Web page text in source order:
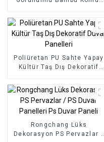
Duvar Paneli WPC Köpük
Panel Otel Uygulaması
Poliüretan PU Sahte Yapay
Kültür Taş Dış Dekoratif
Rongchang Lüks
Dekorasyon PS Pervazlar /